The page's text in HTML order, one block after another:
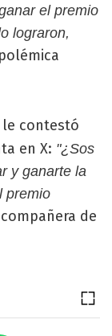
el premio
lograron,
le contestó
en X: "¿Sos
y ganarte la
premio
de